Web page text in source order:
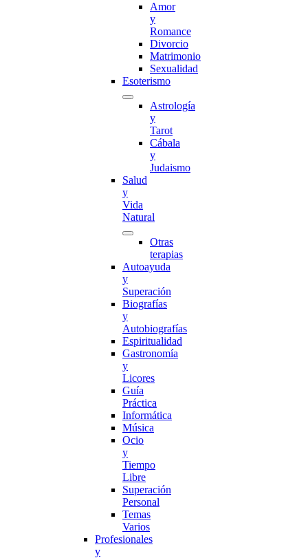
Amor
y
Romance
Divorcio
Matrimonio
Sexualidad
Esoterismo
Astrología
y
Tarot
Cábala
y
Judaismo
Salud
y
Vida
Natural
Otras
terapias
Autoayuda
y
Superación
Biografías
y
Autobiografías
Espiritualidad
Gastronomía
y
Licores
Guía
Práctica
Informática
Música
Ocio
y
Tiempo
Libre
Superación
Personal
Temas
Varios
Profesionales
y